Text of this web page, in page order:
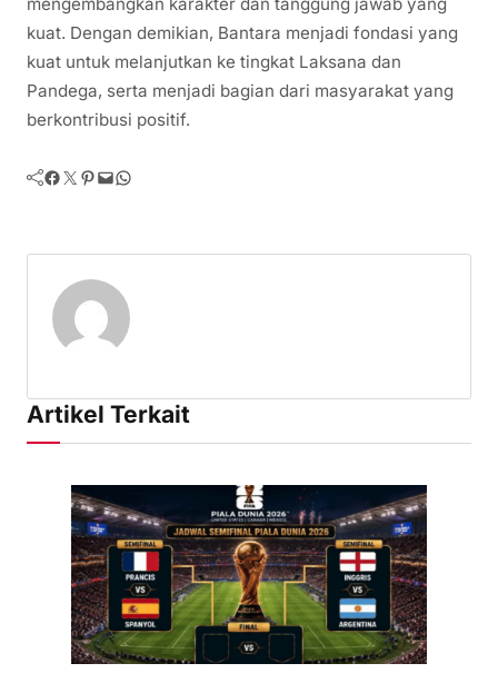
kuat. Dengan demikian, Bantara menjadi fondasi yang
kuat untuk melanjutkan ke tingkat Laksana dan
Pandega, serta menjadi bagian dari masyarakat yang
berkontribusi positif.
Facebook Twitter Pinterest Mail WhatsApp
Artikel Terkait